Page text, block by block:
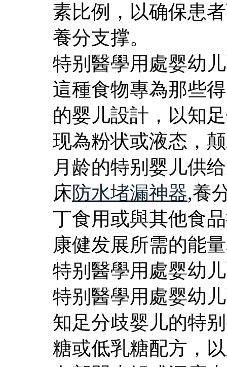
素比例，以确保患
養分支撑。
特别醫學用處婴幼
這種食物專為那些
的婴儿設計，以知
现為粉状或液态，
月龄的特别婴儿供
床防水堵漏神器,養
丁食用或與其他食
康健发展所需的能
特别醫學用處婴幼
特别醫學用處婴幼
知足分歧婴儿的特
糖或低乳糖配方，